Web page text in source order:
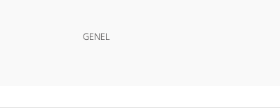
GENEL